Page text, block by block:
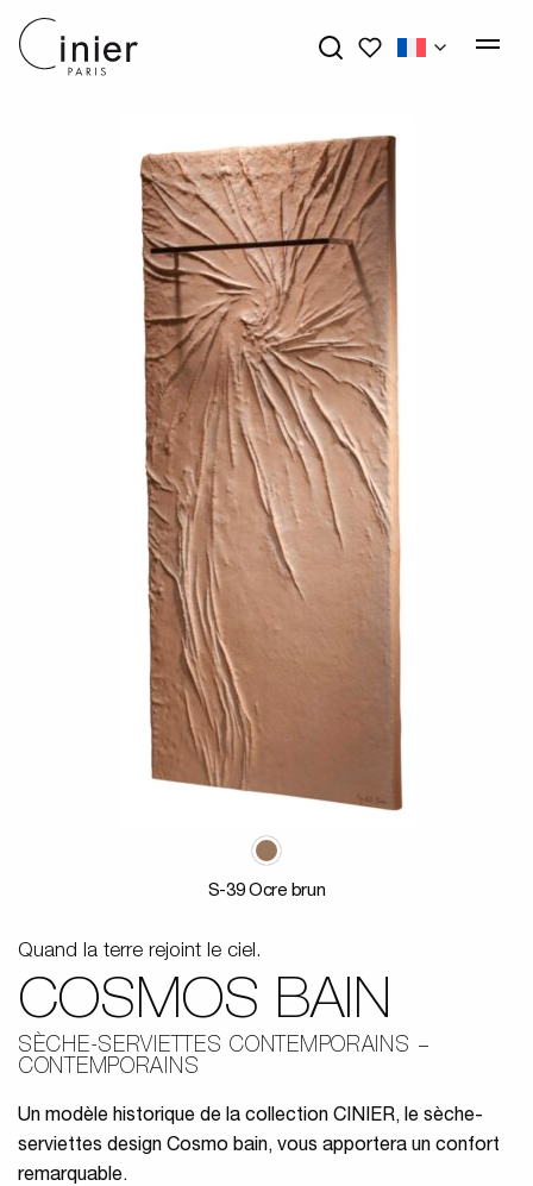
Mes favoris
S-39 Ocre brun
Quand la terre rejoint le ciel.
COSMOS BAIN
SÈCHE-SERVIETTES CONTEMPORAINS
CONTEMPORAINS
Un modèle historique de la collection CINIER, le sèche-
serviettes design Cosmo bain, vous apportera un confort
remarquable.